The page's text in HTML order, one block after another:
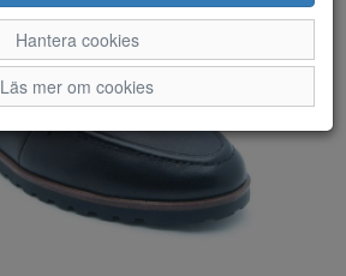
Hantera cookies
Läs mer om cookies